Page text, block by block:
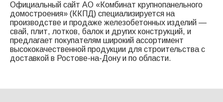
Официальный сайт АО «Комбинат крупнопанельного
домостроения» (ККПД) специализируется на
производстве и продаже железобетонных изделий —
свай, плит, лотков, балок и других конструкций, и
предлагает покупателям широкий ассортимент
высококачественной продукции для строительства с
доставкой в Ростове-на-Дону и по области.